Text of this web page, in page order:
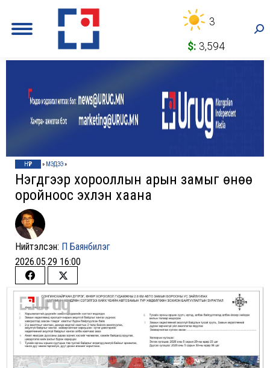
3
$: 3,594
НҮҮР » МЭДЭЭ»
Нэгдүгээр хорооллын арын замыг өнөө
оройноос эхлэн хаана
Нийтэлсэн: П Баянбилэг
2026.05.29 16:00
Share
on
Facebook
Share
on
Twitter